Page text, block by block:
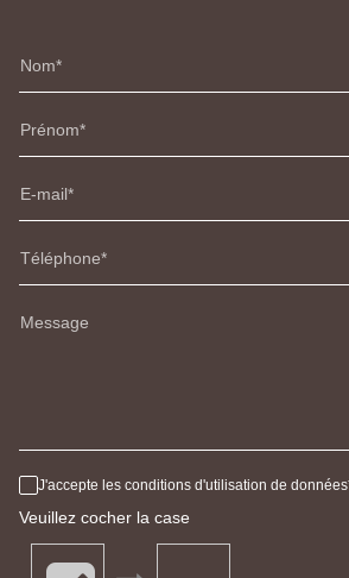
Nom
Prénom
E-mail
Téléphone
Message
J'accepte les conditions d'utilisation de données
Veuillez cocher la case